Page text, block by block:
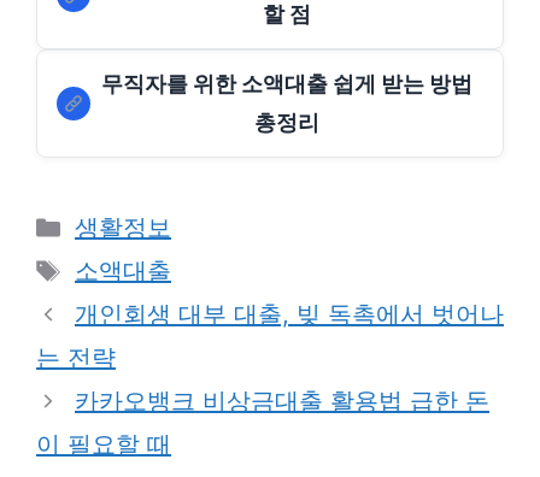
할 점
무직자를 위한 소액대출 쉽게 받는 방법
총정리
Categories
생활정보
Tags
소액대출
개인회생 대부 대출, 빚 독촉에서 벗어나
는 전략
카카오뱅크 비상금대출 활용법 급한 돈
이 필요할 때